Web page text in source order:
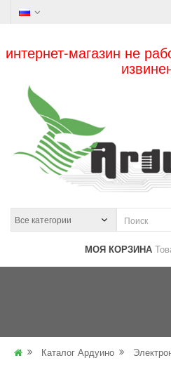
интернет-магазин не
МОЯ КОРЗИНА
Каталог Ардуино